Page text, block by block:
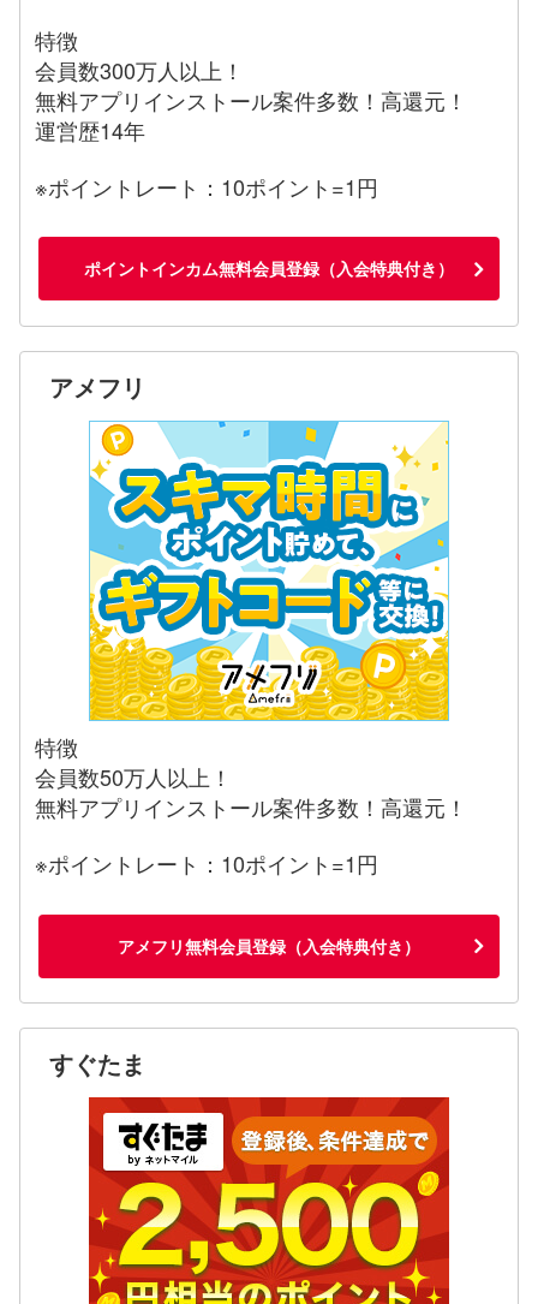
特徴
会員数300万人以上！
無料アプリインストール案件多数！高還元！
運営歴14年
※ポイントレート：10ポイント=1円
ポイントインカム無料会員登録（入会特典付き）
アメフリ
特徴
会員数50万人以上！
無料アプリインストール案件多数！高還元！
※ポイントレート：10ポイント=1円
アメフリ無料会員登録（入会特典付き）
すぐたま